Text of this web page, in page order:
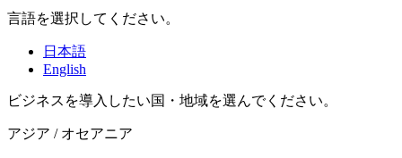
言語を選択してください。
日本語
English
ビジネスを導入したい国・地域を選んでください。
アジア / オセアニア